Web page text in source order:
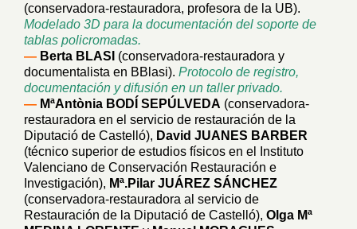
(conservadora-restauradora, profesora de la UB).
Modelado 3D para la documentación del soporte de
tablas policromadas.
— Berta BLASI (conservadora-restauradora y
documentalista en BBlasi). Protocolo de registro,
documentación y difusión en un taller privado.
— MªAntònia BODÍ SEPÚLVEDA (conservadora-
restauradora en el servicio de restauración de la
Diputació de Castelló), David JUANES BARBER
(técnico superior de estudios físicos en el Instituto
Valenciano de Conservación Restauración e
Investigación), Mª.Pilar JUÁREZ SÁNCHEZ
(conservadora-restauradora al servicio de
Restauración de la Diputació de Castelló), Olga Mª